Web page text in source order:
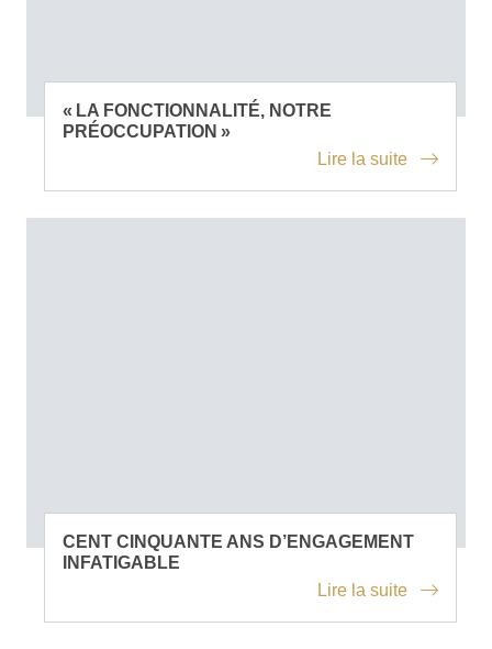
« LA FONCTIONNALITÉ, NOTRE
PRÉOCCUPATION »
Lire la suite
CENT CINQUANTE ANS D’ENGAGEMENT
INFATIGABLE
Lire la suite